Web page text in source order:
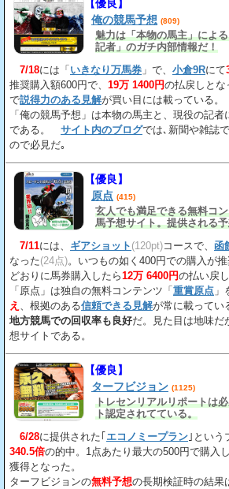
【優良】
俺の競馬予想 (809)
魅力は「本物の馬主」によ
記者」のガチ内部情報だ！
7/18には「いきなり万馬券 」で、 小倉9Rにて
推奨購入額600円で、 19万 1400円の払戻しとな
で説得力のある見解が買い目には載っている。
「俺の競馬予想」は本物の馬主と、現役の記者
である。 サイト内のブログでは､新聞や雑誌
ので必見だ｡
【優良】
原点 (415)
玄人でも満足できる無料コ
馬予想サイト。提供される
7/11には、 ギアショット (120pt)コースで、 函
なった(24点)。いつもの如く400円での購入が
どおりに馬券購入したら12万 6400円の払い戻
「原点」は独自の無料コンテンツ「重賞原点 」
え
、根拠のある信頼できる見解が常に載ってい
地方競馬での回収率も良好だ。見た目は地味だ
想サイトである。
【優良】
ターフビジョン (1125)
トレセンリアルリポートは
ト認定されてている。
6/28に提供された｢エコノミープラン ｣という
340.5倍の的中。1点あたり最大の500円で購入
獲得となった。
ターフビジョンの無料予想の長期検証時の結果